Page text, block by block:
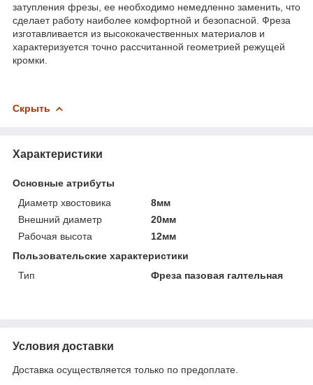
затупления фрезы, ее необходимо немедленно заменить, что
сделает работу наиболее комфортной и безопасной. Фреза
изготавливается из высококачественных материалов и
характеризуется точно рассчитанной геометрией режущей
кромки.
Скрыть
Характеристики
Основные атрибуты
Диаметр хвостовика
8мм
Внешний диаметр
20мм
Рабочая высота
12мм
Пользовательские характеристики
Тип
Фреза пазовая галтельная
Условия доставки
Доставка осуществляется только по предоплате.